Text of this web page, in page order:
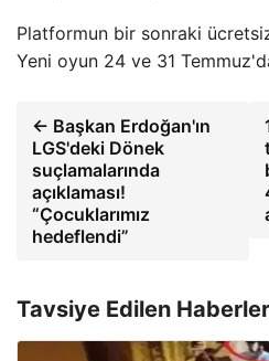
Platformun bir sonraki
Yeni oyun 24 ve 31
← Başkan Erdoğan'ın
LGS'deki Dönek
suçlamalarında
açıklaması!
“Çocuklarımız
hedeflendi”
Tavsiye Edilen Haberler